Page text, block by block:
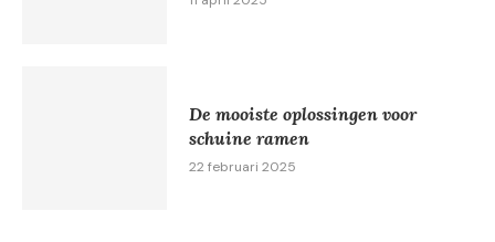
De mooiste oplossingen voor
schuine ramen
22 februari 2025